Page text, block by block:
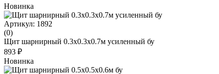
Новинка
Артикул: 1892
(0)
Щит шарнирный 0.3х0.3х0.7м усиленный бу
893 ₽
Новинка